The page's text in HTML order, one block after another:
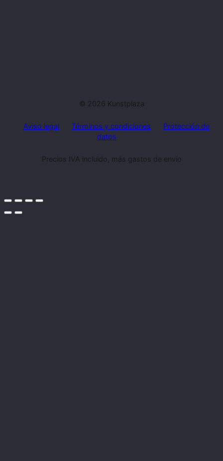
© 2026 Kunstplaza
Aviso legal Términos y condiciones
Protección de
datos
Precios IVA incluido, más gastos de envío